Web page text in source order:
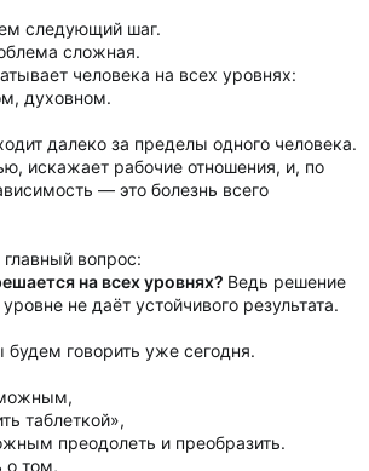
следующий шаг.
сложная.
человека на всех уровнях:
духовном.
далеко за пределы одного человека.
искажает рабочие отношения, и, по
— это болезнь всего
главный вопрос:
на всех уровнях? Ведь решение
не даёт устойчивого результата.
говорить уже сегодня.
таблеткой»,
преодолеть и преобразить.
о том,